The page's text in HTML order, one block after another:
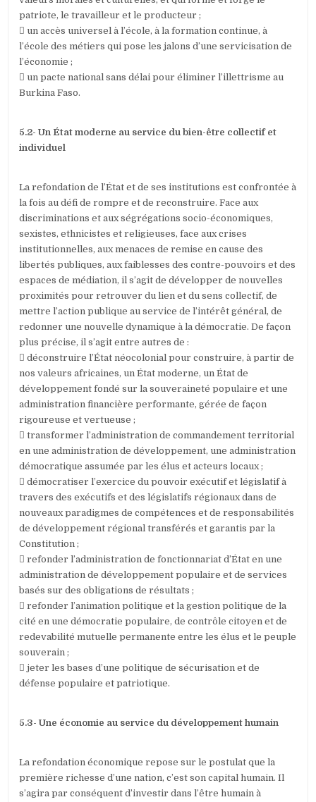
patriote, le travailleur et le producteur ;
 un accès universel à l’école, à la formation continue, à
l’école des métiers qui pose les jalons d’une servicisation de
l’économie ;
 un pacte national sans délai pour éliminer l’illettrisme au
Burkina Faso.
5.2- Un État moderne au service du bien-être collectif et
individuel
La refondation de l’État et de ses institutions est confrontée à
la fois au défi de rompre et de reconstruire. Face aux
discriminations et aux ségrégations socio-économiques,
sexistes, ethnicistes et religieuses, face aux crises
institutionnelles, aux menaces de remise en cause des
libertés publiques, aux faiblesses des contre-pouvoirs et des
espaces de médiation, il s’agit de développer de nouvelles
proximités pour retrouver du lien et du sens collectif, de
mettre l’action publique au service de l’intérêt général, de
redonner une nouvelle dynamique à la démocratie. De façon
plus précise, il s’agit entre autres de :
 déconstruire l’État néocolonial pour construire, à partir de
nos valeurs africaines, un État moderne, un État de
développement fondé sur la souveraineté populaire et une
administration financière performante, gérée de façon
rigoureuse et vertueuse ;
 transformer l’administration de commandement territorial
en une administration de développement, une administration
démocratique assumée par les élus et acteurs locaux ;
 démocratiser l’exercice du pouvoir exécutif et législatif à
travers des exécutifs et des législatifs régionaux dans de
nouveaux paradigmes de compétences et de responsabilités
de développement régional transférés et garantis par la
Constitution ;
 refonder l’administration de fonctionnariat d’État en une
administration de développement populaire et de services
basés sur des obligations de résultats ;
 refonder l’animation politique et la gestion politique de la
cité en une démocratie populaire, de contrôle citoyen et de
redevabilité mutuelle permanente entre les élus et le peuple
souverain ;
 jeter les bases d’une politique de sécurisation et de
défense populaire et patriotique.
5.3- Une économie au service du développement humain
La refondation économique repose sur le postulat que la
première richesse d’une nation, c’est son capital humain. Il
s’agira par conséquent d’investir dans l’être humain à